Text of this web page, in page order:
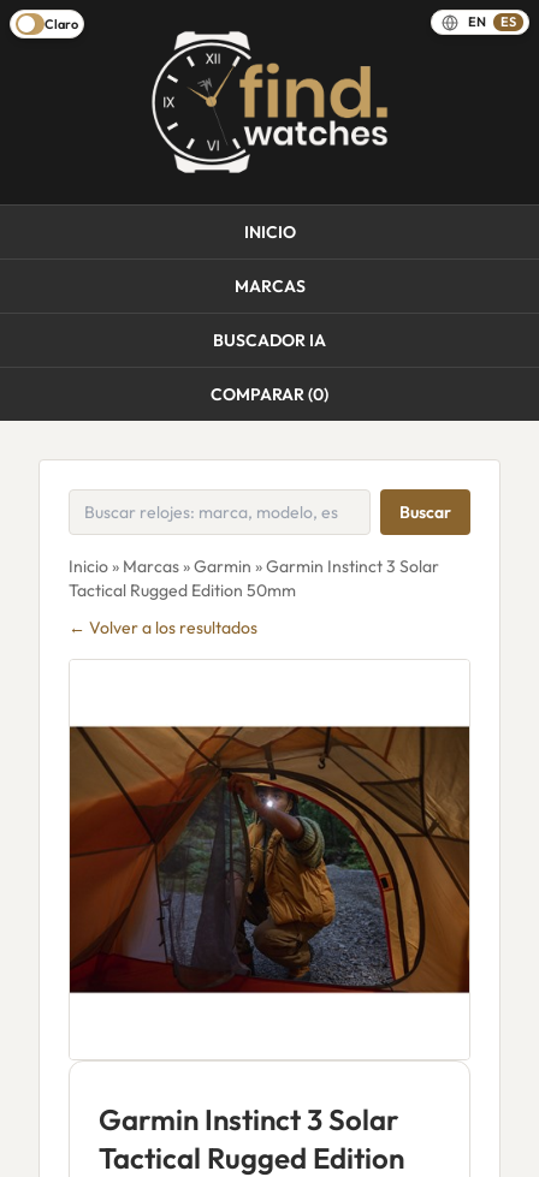
Claro EN ES
INICIO
MARCAS
BUSCADOR IA
COMPARAR (0)
Buscar
Inicio» Marcas»Garmin » Garmin Instinct 3 Solar
Tactical Rugged Edition 50mm
← Volver a los resultados
Garmin Instinct 3 Solar
Tactical Rugged Edition